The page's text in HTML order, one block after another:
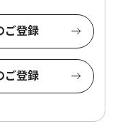
ご登録
ご登録